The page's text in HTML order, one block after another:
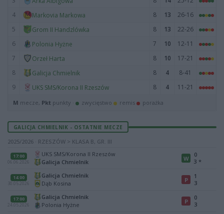
4
Markovia Markowa 8 13
26-16
5
Grom II Handzlówka 8 13
22-26
6
Polonia Hyżne 7 10
12-11
7
Orzeł Harta 8 10
17-21
8
Galicja Chmielnik 8 4
8-41
9
UKS SMS/Korona II Rzeszów 8 4 11-21
M mecze, Pkt punkty · zwycięstwo remis porażka
GALICJA CHMIELNIK - OSTATNIE MECZE
2025/2026 · RZESZÓW > KLASA B, GR. III
17:00
06.06.2026
UKS SMS/Korona II Rzeszów
Galicja Chmielnik
W
0
3 *
14:00
30.05.2026
Galicja Chmielnik
Dąb Kosina
P
1
3
17:00
24.05.2026
Galicja Chmielnik
Polonia Hyżne
P
0
3